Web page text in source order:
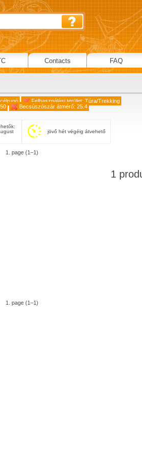
Felhasználási terület: Túra/Trekking
Becsúszószár átmérő: 25.4
jövő hét végéig átvehető
1. page (1–1)
1
1. page (1–1)
Contacts FAQ